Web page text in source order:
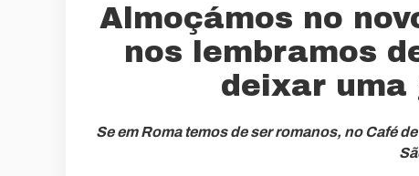
Almoçámos no
nos lembramos
deixar uma
Se em Roma temos de ser romanos, no Café